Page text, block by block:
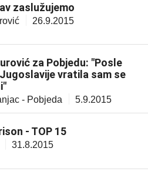
zaslužujemo
26.9.2015
za Pobjedu: "Posle
vratila sam se
- Pobjeda 5.9.2015
- TOP 15
31.8.2015